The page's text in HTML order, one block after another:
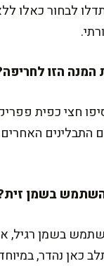
לבחור כאלו
חצי כפית
התבלינים
בשמן רגיל,
נהדר, במיוחד